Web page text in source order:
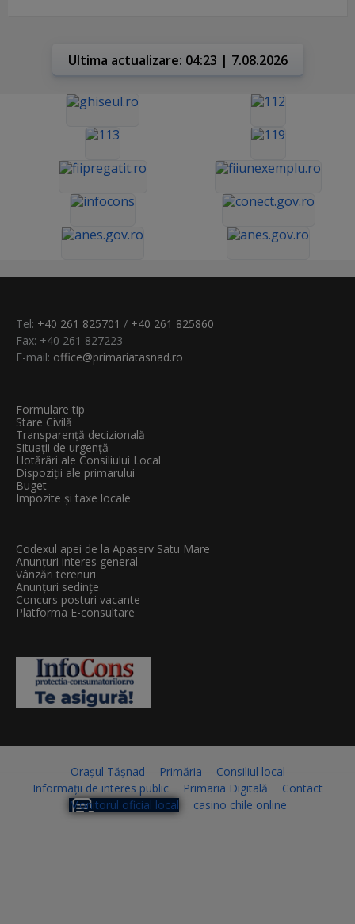
Ultima actualizare: 04:23 | 7.08.2026
Tel: +40 261 825701 / +40 261 825860
Fax: +40 261 827223
E-mail: office@primariatasnad.ro
Formulare tip
Stare Civilă
Transparenţă decizională
Situații de urgență
Hotărâri ale Consiliului Local
Dispoziții ale primarului
Buget
Impozite și taxe locale
Codexul apei de la Apaserv Satu Mare
Anunțuri interes general
Vânzări terenuri
Anunțuri sedințe
Concurs posturi vacante
Platforma E-consultare
Orașul Tășnad Primăria
Consiliul local
Informații de interes public
Primaria Digitală
Contact
Monitorul oficial local
casino chile online